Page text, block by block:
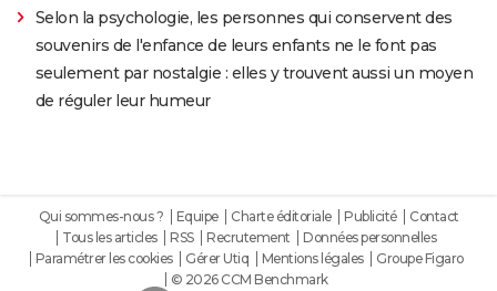
Selon la psychologie, les personnes qui conservent des
souvenirs de l'enfance de leurs enfants ne le font pas
seulement par nostalgie : elles y trouvent aussi un moyen
de réguler leur humeur
Qui sommes-nous ? Equipe Charte éditoriale Publicité
Contact
Tous les articles
RSS Recrutement
Données personnelles
Paramétrer les cookies
Gérer Utiq Mentions légales
Groupe Figaro
© 2026 CCM Benchmark